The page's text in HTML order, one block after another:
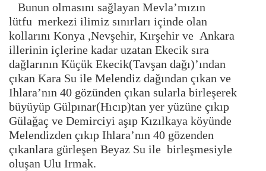
Bunun olmasını sağlayan Mevla’mızın
lütfu merkezi ilimiz sınırları içinde olan
kollarını Konya ,Nevşehir, Kırşehir ve Ankara
illerinin içlerine kadar uzatan Ekecik sıra
dağlarının Küçük Ekecik(Tavşan dağı)’ından
çıkan Kara Su ile Melendiz dağından çıkan ve
Ihlara’nın 40 gözünden çıkan sularla birleşerek
büyüyüp Gülpınar(Hıcıp)tan yer yüzüne çıkıp
Gülağaç ve Demirciyi aşıp Kızılkaya köyünde
Melendizden çıkıp Ihlara’nın 40 gözenden
çıkanlara gürleşen Beyaz Su ile birleşmesiyle
oluşan Ulu Irmak.